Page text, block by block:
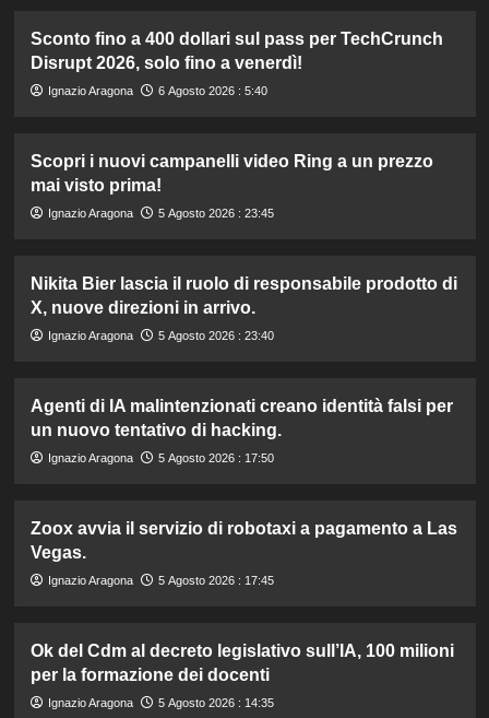
Sconto fino a 400 dollari sul pass per TechCrunch
Disrupt 2026, solo fino a venerdì!
Ignazio Aragona 6 Agosto 2026 : 5:40
Scopri i nuovi campanelli video Ring a un prezzo
mai visto prima!
Ignazio Aragona 5 Agosto 2026 : 23:45
Nikita Bier lascia il ruolo di responsabile prodotto di
X, nuove direzioni in arrivo.
Ignazio Aragona 5 Agosto 2026 : 23:40
Agenti di IA malintenzionati creano identità falsi per
un nuovo tentativo di hacking.
Ignazio Aragona 5 Agosto 2026 : 17:50
Zoox avvia il servizio di robotaxi a pagamento a Las
Vegas.
Ignazio Aragona 5 Agosto 2026 : 17:45
Ok del Cdm al decreto legislativo sull’IA, 100 milioni
per la formazione dei docenti
Ignazio Aragona 5 Agosto 2026 : 14:35